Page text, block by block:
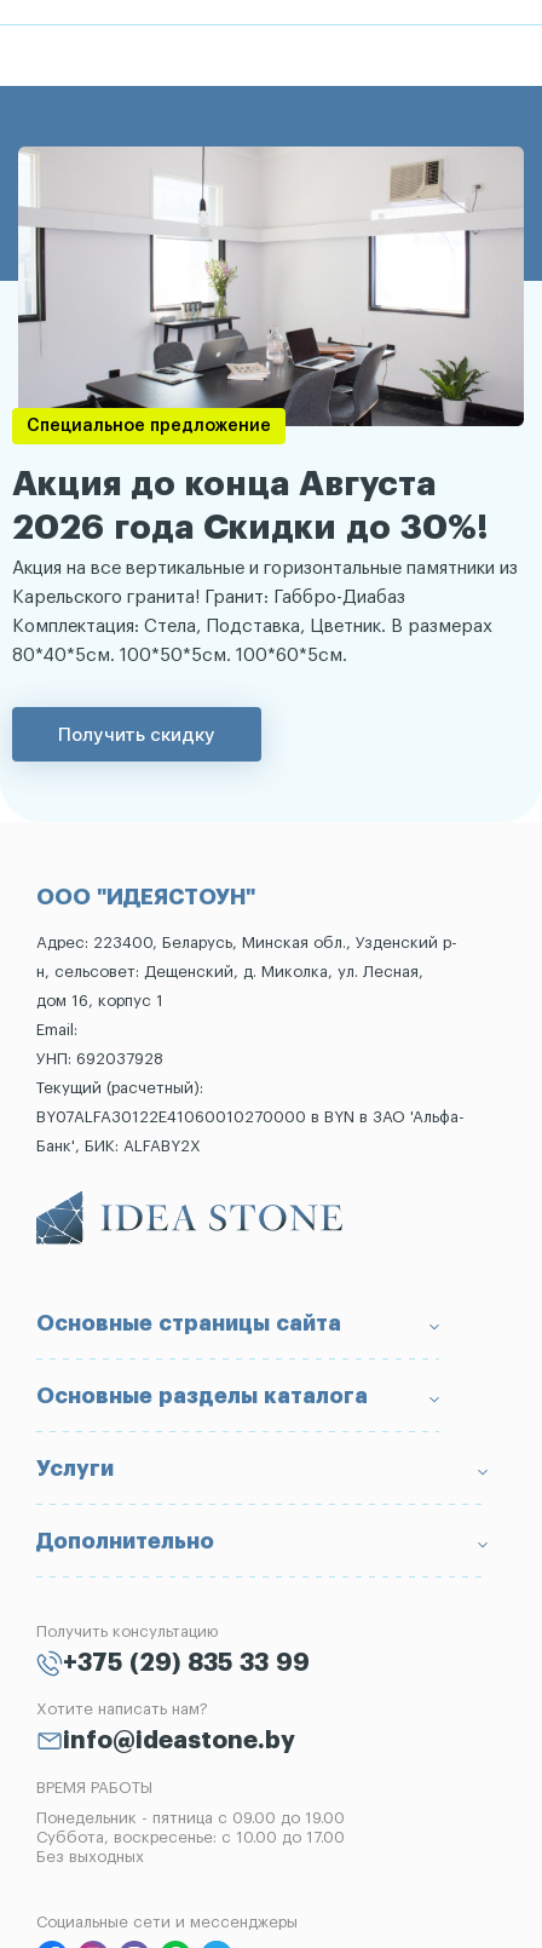
Специальное предложение
Акция до конца Августа
2026 года Скидки до 30%!
Акция на все вертикальные и горизонтальные памятники из
Карельского гранита! Гранит: Габбро-Диабаз
Комплектация: Стела, Подставка, Цветник. В размерах
80*40*5см. 100*50*5см. 100*60*5см.
Получить скидку
ООО "ИДЕЯСТОУН"
Адрес: 223400, Беларусь, Минская обл., Узденский р-
н, сельсовет: Дещенский, д. Миколка, ул. Лесная,
дом 16, корпус 1
Email:
УНП: 692037928
Текущий (расчетный):
BY07ALFA30122E41060010270000 в BYN в ЗАО 'Альфа-
Банк', БИК: ALFABY2X
Основные страницы сайта
О компании
Доставка и оплата
Условия возврата товара
Портфолио
Вопрос-Ответ
Блог
Контакты
Основные разделы каталога
Памятники
Ограды
Надгробные плиты
Вазы
Услуги
Благоустройство могил
Изготовление памятников
Рассрочка на памятник
Реставрация памятников
Демонтаж памятников
Дополнительно
Получить консультацию
+375 (29) 835 33 99
Хотите написать нам?
info@ideastone.by
ВРЕМЯ РАБОТЫ
Понедельник - пятница с 09.00 до 19.00
Суббота, воскресенье: с 10.00 до 17.00
Без выходных
Социальные сети и мессенджеры